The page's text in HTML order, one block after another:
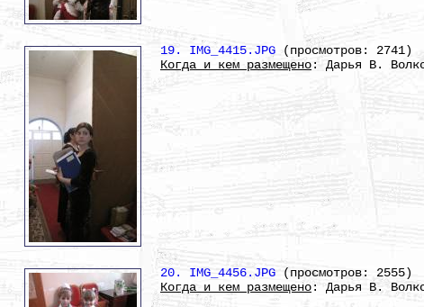
19. IMG_4415.JPG (просмотров: 2741)
Когда и кем размещено: Дарья В.
20. IMG_4456.JPG (просмотров: 2555)
Когда и кем размещено: Дарья В.